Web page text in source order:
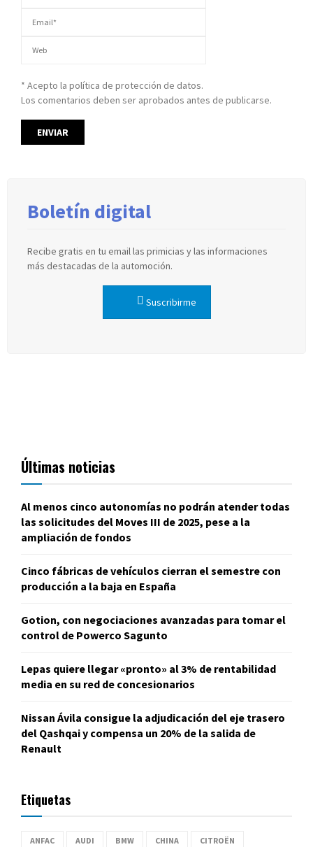
* Acepto la política de protección de datos.
Los comentarios deben ser aprobados antes de publicarse.
Boletín digital
Recibe gratis en tu email las primicias y las informaciones
más destacadas de la automoción.
Suscribirme
Últimas noticias
Al menos cinco autonomías no podrán atender todas
las solicitudes del Moves III de 2025, pese a la
ampliación de fondos
Cinco fábricas de vehículos cierran el semestre con
producción a la baja en España
Gotion, con negociaciones avanzadas para tomar el
control de Powerco Sagunto
Lepas quiere llegar «pronto» al 3% de rentabilidad
media en su red de concesionarios
Nissan Ávila consigue la adjudicación del eje trasero
del Qashqai y compensa un 20% de la salida de
Renault
Etiquetas
ANFAC AUDI BMW CHINA CITROËN